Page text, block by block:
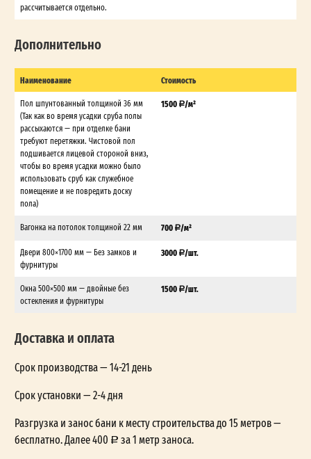
рассчитывается отдельно.
Дополнительно
Наименование Стоимость
Пол шпунтованный толщиной 36 мм
(Так как во время усадки сруба полы
рассыхаются — при отделке бани
требуют перетяжки. Чистовой пол
подшивается лицевой стороной вниз,
чтобы во время усадки можно было
использовать сруб как служебное
помещение и не повредить доску
пола)
1500 /м²
Вагонка на потолок толщиной 22 мм 700 /м²
Двери 800×1700 мм — Без замков и
фурнитуры
3000 /шт.
Окна 500×500 мм — двойные без
остекления и фурнитуры
1500 /шт.
Доставка и оплата
Срок производства — 14-21 день
Срок установки — 2-4 дня
Разгрузка и занос бани к месту строительства до 15 метров —
бесплатно. Далее 400
за 1 метр заноса.